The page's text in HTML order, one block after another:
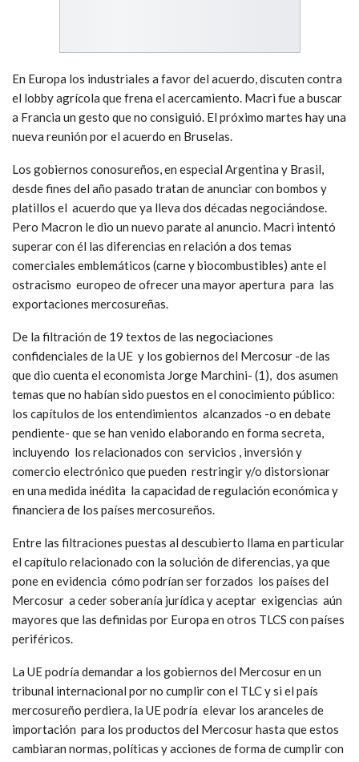
En Europa los industriales a favor del acuerdo, discuten contra
el lobby agrícola que frena el acercamiento. Macri fue a buscar
a Francia un gesto que no consiguió. El próximo martes hay una
nueva reunión por el acuerdo en Bruselas.
Los gobiernos conosureños, en especial Argentina y Brasil,
desde fines del año pasado tratan de anunciar con bombos y
platillos el acuerdo que ya lleva dos décadas negociándose.
Pero Macron le dio un nuevo parate al anuncio. Macri intentó
superar con él las diferencias en relación a dos temas
comerciales emblemáticos (carne y biocombustibles) ante el
ostracismo europeo de ofrecer una mayor apertura para las
exportaciones mercosureñas.
De la filtración de 19 textos de las negociaciones
confidenciales de la UE y los gobiernos del Mercosur -de las
que dio cuenta el economista Jorge Marchini- (1), dos asumen
temas que no habían sido puestos en el conocimiento público:
los capítulos de los entendimientos alcanzados -o en debate
pendiente- que se han venido elaborando en forma secreta,
incluyendo los relacionados con servicios , inversión y
comercio electrónico que pueden restringir y/o distorsionar
en una medida inédita la capacidad de regulación económica y
financiera de los países mercosureños.
Entre las filtraciones puestas al descubierto llama en particular
el capítulo relacionado con la solución de diferencias, ya que
pone en evidencia cómo podrían ser forzados los países del
Mercosur a ceder soberanía jurídica y aceptar exigencias aún
mayores que las definidas por Europa en otros TLCS con países
periféricos.
La UE podría demandar a los gobiernos del Mercosur en un
tribunal internacional por no cumplir con el TLC y si el país
mercosureño perdiera, la UE podría elevar los aranceles de
importación para los productos del Mercosur hasta que estos
cambiaran normas, políticas y acciones de forma de cumplir con